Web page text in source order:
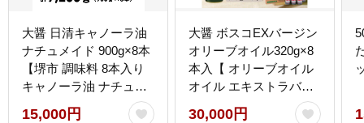
大醤 日清キャノーラ油
ナチュメイド 900g×8本
【堺市 調味料 8本入り
キャノーラ油 ナチュメ
イド ヘルシー 高品質 揚
15,000円
大醤 ボスコEXバージン
オリーブオイル320g×8
本入【 オリーブオイル
オイル エキストラバー
ジンオリーブオイル エ
30,000円